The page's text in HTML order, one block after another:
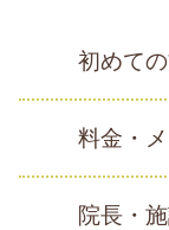
初めて
料金・
院長・